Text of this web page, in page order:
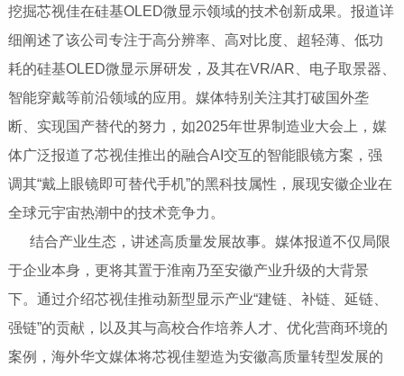
挖掘芯视佳在硅基OLED微显示领域的技术创新成果。报道详
细阐述了该公司专注于高分辨率、高对比度、超轻薄、低功
耗的硅基OLED微显示屏研发，及其在VR/AR、电子取景器、
智能穿戴等前沿领域的应用。媒体特别关注其打破国外垄
断、实现国产替代的努力，如2025年世界制造业大会上，媒
体广泛报道了芯视佳推出的融合AI交互的智能眼镜方案，强
调其“戴上眼镜即可替代手机”的黑科技属性，展现安徽企业在
全球元宇宙热潮中的技术竞争力。
结合产业生态，讲述高质量发展故事‌。媒体报道不仅局限
于企业本身，更将其置于淮南乃至安徽产业升级的大背景
下。通过介绍芯视佳推动新型显示产业“建链、补链、延链、
强链”的贡献，以及其与高校合作培养人才、优化营商环境的
案例，海外华文媒体将芯视佳塑造为安徽高质量转型发展的